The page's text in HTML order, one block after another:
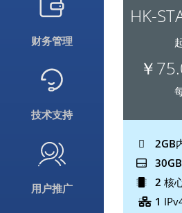
财务管理
技术支持
用户推广
HK-
￥
2GB
30GB
2 核
1